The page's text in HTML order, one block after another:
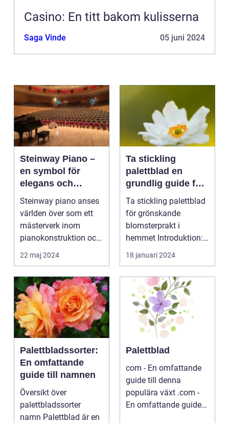
Casino: En titt bakom kulisserna
Saga Vinde 05 juni 2024
Steinway Piano –
en symbol för
elegans och
prestation
Steinway piano anses
världen över som ett
mästerverk inom
pianokonstruktion och
musik...
22 maj 2024
Ta stickling
palettblad en
grundlig guide för
blomsterentusiast
er
Ta stickling palettblad
för grönskande
blomsterprakt i
hemmet Introduktion:
...
18 januari 2024
Palettbladssorter:
En omfattande
guide till namnen
Översikt över
palettbladssorter
namn Palettblad är en
Palettblad
com - En omfattande
guide till denna
populära växt .com -
En omfattande guide